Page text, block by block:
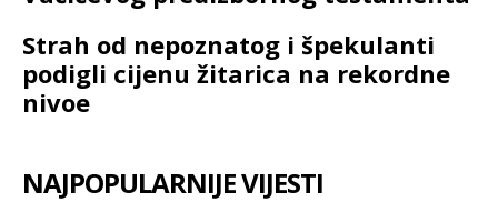
Strah od nepoznatog i špekulanti
podigli cijenu žitarica na rekordne
nivoe
NAJPOPULARNIJE VIJESTI